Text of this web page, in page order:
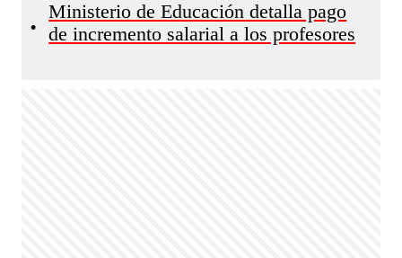
•
Ministerio de Educación detalla pago
de incremento salarial a los profesores